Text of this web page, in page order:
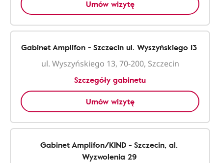
Umów wizytę
Gabinet Amplifon - Szczecin ul. Wyszyńskiego 13
ul. Wyszyńskiego 13, 70-200, Szczecin
Szczegóły gabinetu
Umów wizytę
Gabinet Amplifon/KIND - Szczecin, al.
Wyzwolenia 29